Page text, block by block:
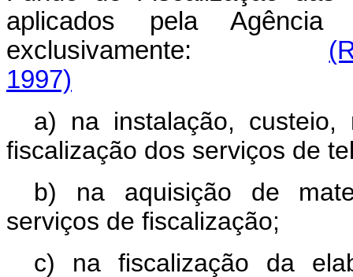
aplicados pela Agência
exclusivamente:
1997)
a) na instalação, custeio,
fiscalização dos serviços de
b) na aquisição de
serviços de fiscalização;
c) na fiscalização da